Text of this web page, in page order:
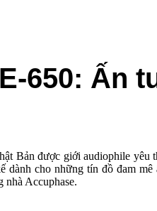
650: Ấn
Bản được giới audiophile
dành cho những tín đồ đam
nhà Accuphase.